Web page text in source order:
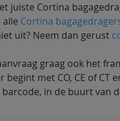
juiste Cortina
alle Cortina
uit? Neem dan gerust
graag ook het
begint met CO, CE of CT
in de buurt van